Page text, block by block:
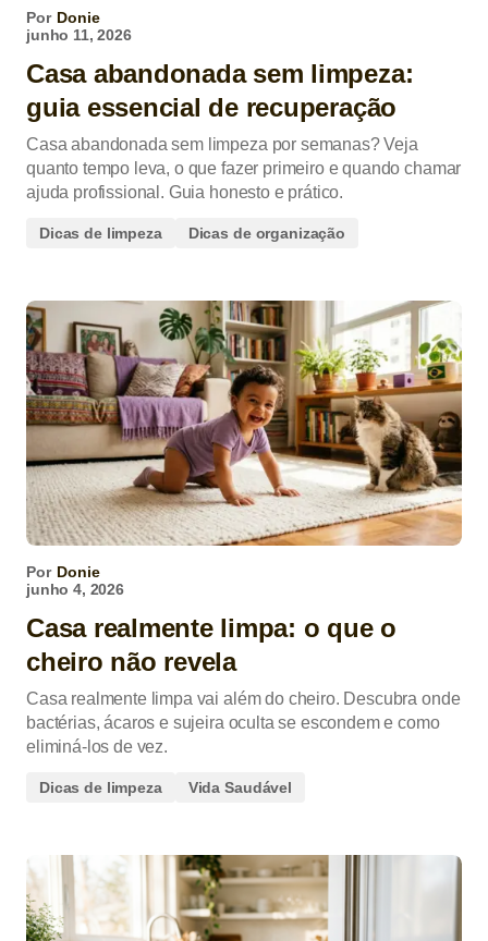
Por Donie
junho 11, 2026
Casa abandonada sem limpeza:
guia essencial de recuperação
Casa abandonada sem limpeza por semanas? Veja
quanto tempo leva, o que fazer primeiro e quando chamar
ajuda profissional. Guia honesto e prático.
Dicas de limpeza Dicas de organização
Por Donie
junho 4, 2026
Casa realmente limpa: o que o
cheiro não revela
Casa realmente limpa vai além do cheiro. Descubra onde
bactérias, ácaros e sujeira oculta se escondem e como
eliminá-los de vez.
Dicas de limpeza Vida Saudável